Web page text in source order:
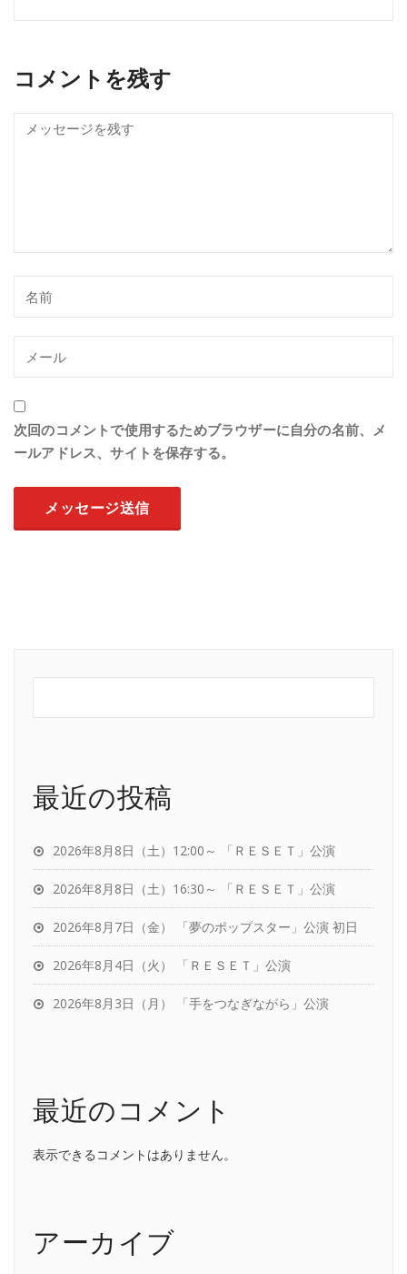
コメントを残す
次回のコメントで使用するためブラウザーに自分の名前、メ
ールアドレス、サイトを保存する。
最近の投稿
2026年8月8日（土）12:00～ 「ＲＥＳＥＴ」公演
2026年8月8日（土）16:30～ 「ＲＥＳＥＴ」公演
2026年8月7日（金） 「夢のポップスター」公演 初日
2026年8月4日（火） 「ＲＥＳＥＴ」公演
2026年8月3日（月） 「手をつなぎながら」公演
最近のコメント
表示できるコメントはありません。
アーカイブ